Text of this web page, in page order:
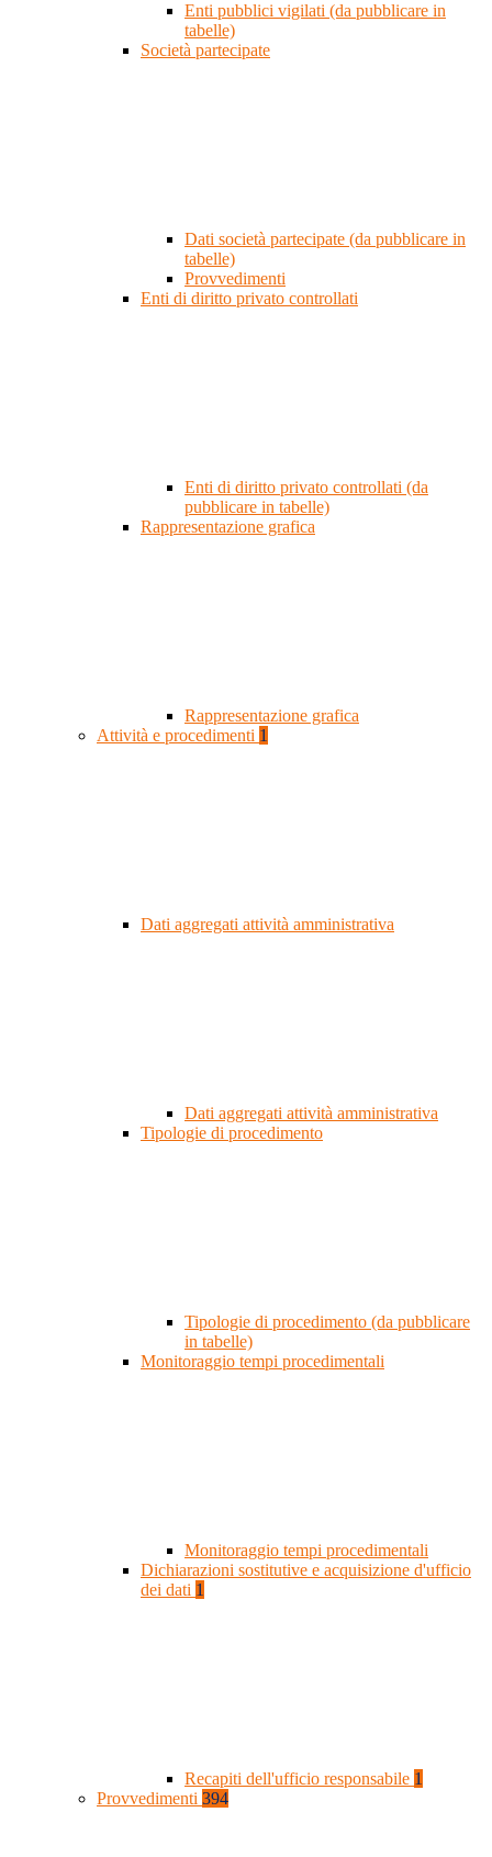
Enti pubblici vigilati (da pubblicare in
tabelle)
Società partecipate
Dati società partecipate (da pubblicare in
tabelle)
Provvedimenti
Enti di diritto privato controllati
Enti di diritto privato controllati (da
pubblicare in tabelle)
Rappresentazione grafica
Rappresentazione grafica
Attività e procedimenti 1
Dati aggregati attività amministrativa
Dati aggregati attività amministrativa
Tipologie di procedimento
Tipologie di procedimento (da pubblicare
in tabelle)
Monitoraggio tempi procedimentali
Monitoraggio tempi procedimentali
Dichiarazioni sostitutive e acquisizione d'ufficio
dei dati 1
Recapiti dell'ufficio responsabile 1
Provvedimenti 394